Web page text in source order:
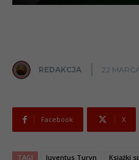
REDAKCJA 22
Facebook X
TAGI Juventus Turyn Książki